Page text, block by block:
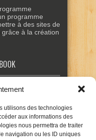
utilisons des technologies
aux informations des
nous permettra de traiter
navigation ou les ID uniques
programme
à des sites de
à la création